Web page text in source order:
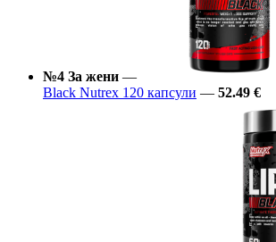
№4 За жени —
Black Nutrex 120 капсули — 52.49 €